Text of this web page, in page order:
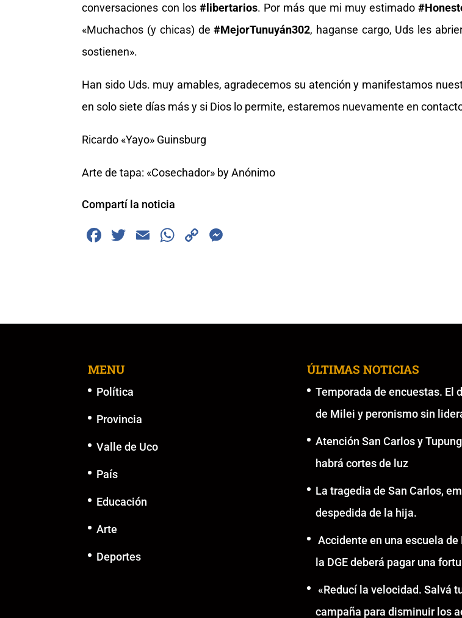
conversaciones con los#libertarios. Por más que mi muy estimado
«Muchachos (y chicas) de#MejorTunuyán302, haganse cargo, Uds les
sostienen».
Han sido Uds. muy amables, agradecemos su atención y manifestamos
en solo siete días más y si Dios lo permite, estaremos nuevamente en
Ricardo «Yayo» Guinsburg
Arte de tapa: «Cosechador» by Anónimo
Compartí la noticia
F
k
T
E
W
C
MENU
Política
Provincia
Valle de Uco
País
Educación
Arte
Deportes
ÚLTIMAS NOTICIAS
Temporada de encuestas. El
de Milei y peronismo sin
Atención San Carlos y
habrá cortes de luz
La tragedia de San Carlos,
despedida de la hija.
Accidente en una escuela de
la DGE deberá pagar una
«Reducí la velocidad. Salvá
campaña para disminuir los